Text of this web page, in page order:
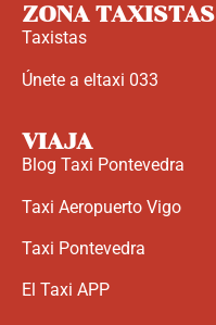
ZONA TAXISTAS
Taxistas
Únete a eltaxi 033
VIAJA
Blog Taxi Pontevedra
Taxi Aeropuerto Vigo
Taxi Pontevedra
El Taxi APP